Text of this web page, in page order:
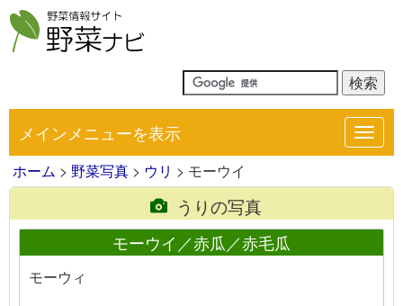
メインメニューを表示
ホーム > 野菜写真 > ウリ > モーウイ
うりの写真
モーウイ／赤瓜／赤毛瓜
モーウィ